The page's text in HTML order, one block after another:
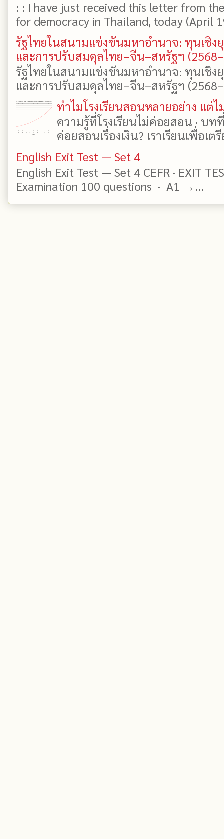
: : I have just received this letter from
for democracy in Thailand, today (April
รัฐไทยในสนามแข่งขันมหาอำนาจ: ทุนเชิง
และการปรับสมดุลไทย–จีน–สหรัฐฯ
รัฐไทยในสนามแข่งขันมหาอำนาจ: ทุนเชิง
และการปรับสมดุลไทย–จีน–สหรัฐฯ
ทำไมโรงเรียนสอนหลายอย่าง แต่ไ
ความรู้ที่โรงเรียนไม่ค่อยสอน · บ
ค่อยสอนเรื่องเงิน? เราเรียนเพื่อเต
English Exit Test — Set 4
English Exit Test — Set 4 CEFR · EXIT
Examination 100 questions · A1 →...